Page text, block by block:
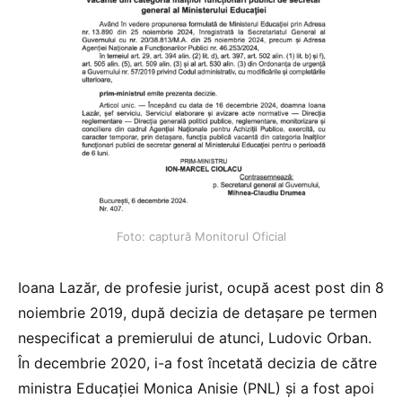
Foto: captură Monitorul Oficial
Ioana Lazăr, de profesie jurist, ocupă acest post din 8
noiembrie 2019, după decizia de detașare pe termen
nespecificat a premierului de atunci, Ludovic Orban.
În decembrie 2020, i-a fost încetată decizia de către
ministra Educației Monica Anisie (PNL) și a fost apoi